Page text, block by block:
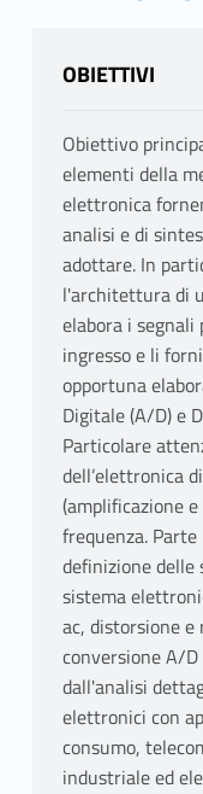
OBIETTIVI
Obiettivo
elementi della
elettronica
analisi e di
adottare. In
l'architettura di
elabora i
ingresso e li
opportuna
Digitale (A/D) e
Particolare
dell’elettronica
(amplificazione
frequenza.
definizione delle
sistema
ac, distorsione e
conversione A/
dall'analisi
elettronici con
consumo,
industriale ed